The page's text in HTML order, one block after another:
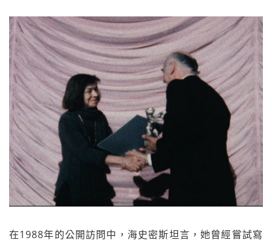
在1988年的公開訪問中，海史密斯坦言，她曾經嘗試寫